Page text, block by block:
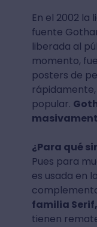
En el 2002 la
fuente
liberada al
momento,
posters de
popular.
¿Para qué
Pues para
es usada en
familia Serif,
tienen